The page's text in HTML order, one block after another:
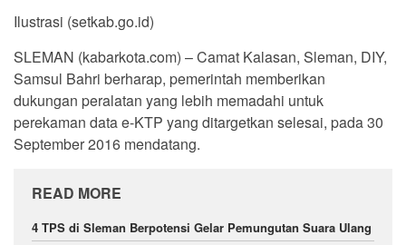
Ilustrasi (setkab.go.id)
SLEMAN (kabarkota.com) – Camat Kalasan, Sleman, DIY,
Samsul Bahri berharap, pemerintah memberikan
dukungan peralatan yang lebih memadahi untuk
perekaman data e-KTP yang ditargetkan selesai, pada 30
September 2016 mendatang.
READ MORE
4 TPS di Sleman Berpotensi Gelar Pemungutan Suara Ulang